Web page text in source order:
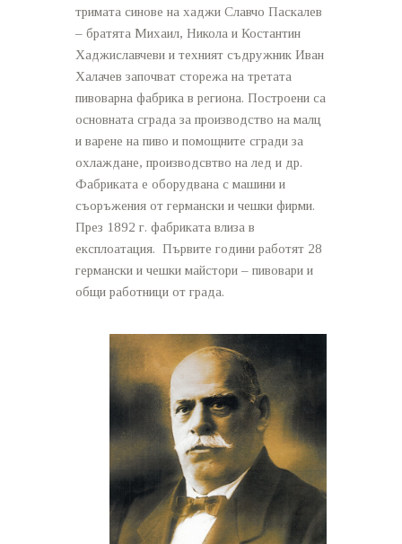
тримата синове на хаджи Славчо Паскалев
– братята Михаил, Никола и Костантин
Хаджиславчеви и техният съдружник Иван
Халачев започват сторежа на третата
пивоварна фабрика в региона. Построени са
основната сграда за производство на малц
и варене на пиво и помощните сгради за
охлаждане, производсвтво на лед и др.
Фабриката е оборудвана с машини и
съоръжения от германски и чешки фирми.
През 1892 г. фабриката влиза в
експлоатация. Първите години работят 28
германски и чешки майстори – пивовари и
общи работници от града.